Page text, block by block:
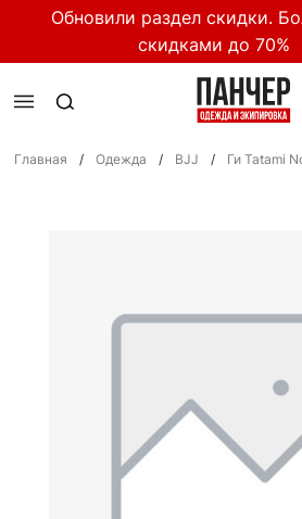
Обновили раздел скидки.
скидками до 70%
Главная / Одежда / BJJ / Ги Tatami